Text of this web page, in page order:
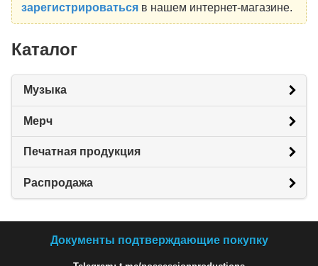
зарегистрироватьсяв нашем интернет-магазине.
Каталог
Музыка
Мерч
Печатная продукция
Распродажа
Документы подтверждающие покупку